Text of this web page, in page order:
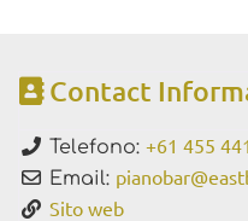
Contact
Telefono: +61 455
Email: pianobar@
Sito web